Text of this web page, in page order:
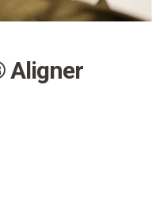
Aligner